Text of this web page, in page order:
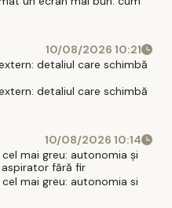
10/08/2026 10:21
detaliul care schimbă
detaliul care schimbă
10/08/2026 10:14
mai greu: autonomia și
fără fir
mai greu: autonomia si